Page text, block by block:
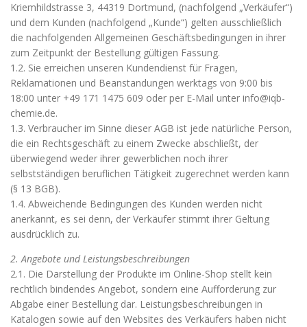
Kriemhildstrasse 3, 44319 Dortmund, (nachfolgend „Verkäufer“)
und dem Kunden (nachfolgend „Kunde“) gelten ausschließlich
die nachfolgenden Allgemeinen Geschäftsbedingungen in ihrer
zum Zeitpunkt der Bestellung gültigen Fassung.
1.2. Sie erreichen unseren Kundendienst für Fragen,
Reklamationen und Beanstandungen werktags von 9:00 bis
18:00 unter +49 171 1475 609 oder per E-Mail unter info@iqb-
chemie.de.
1.3. Verbraucher im Sinne dieser AGB ist jede natürliche Person,
die ein Rechtsgeschäft zu einem Zwecke abschließt, der
überwiegend weder ihrer gewerblichen noch ihrer
selbstständigen beruflichen Tätigkeit zugerechnet werden kann
(§ 13 BGB).
1.4. Abweichende Bedingungen des Kunden werden nicht
anerkannt, es sei denn, der Verkäufer stimmt ihrer Geltung
ausdrücklich zu.
2. Angebote und Leistungsbeschreibungen
2.1. Die Darstellung der Produkte im Online-Shop stellt kein
rechtlich bindendes Angebot, sondern eine Aufforderung zur
Abgabe einer Bestellung dar. Leistungsbeschreibungen in
Katalogen sowie auf den Websites des Verkäufers haben nicht